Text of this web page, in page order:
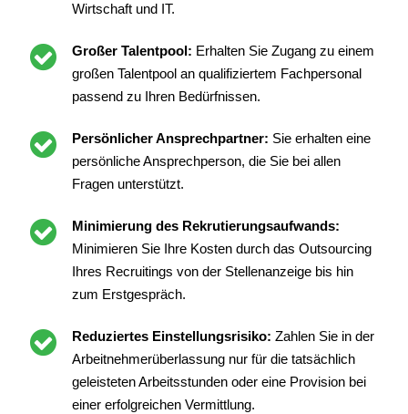
Wirtschaft und IT.
Großer Talentpool: Erhalten Sie Zugang zu einem
großen Talentpool an qualifiziertem Fachpersonal
passend zu Ihren Bedürfnissen.
Persönlicher Ansprechpartner: Sie erhalten eine
persönliche Ansprechperson, die Sie bei allen
Fragen unterstützt.
Minimierung des Rekrutierungsaufwands:
Minimieren Sie Ihre Kosten durch das Outsourcing
Ihres Recruitings von der Stellenanzeige bis hin
zum Erstgespräch.
Reduziertes Einstellungsrisiko: Zahlen Sie in der
Arbeitnehmerüberlassung nur für die tatsächlich
geleisteten Arbeitsstunden oder eine Provision bei
einer erfolgreichen Vermittlung.